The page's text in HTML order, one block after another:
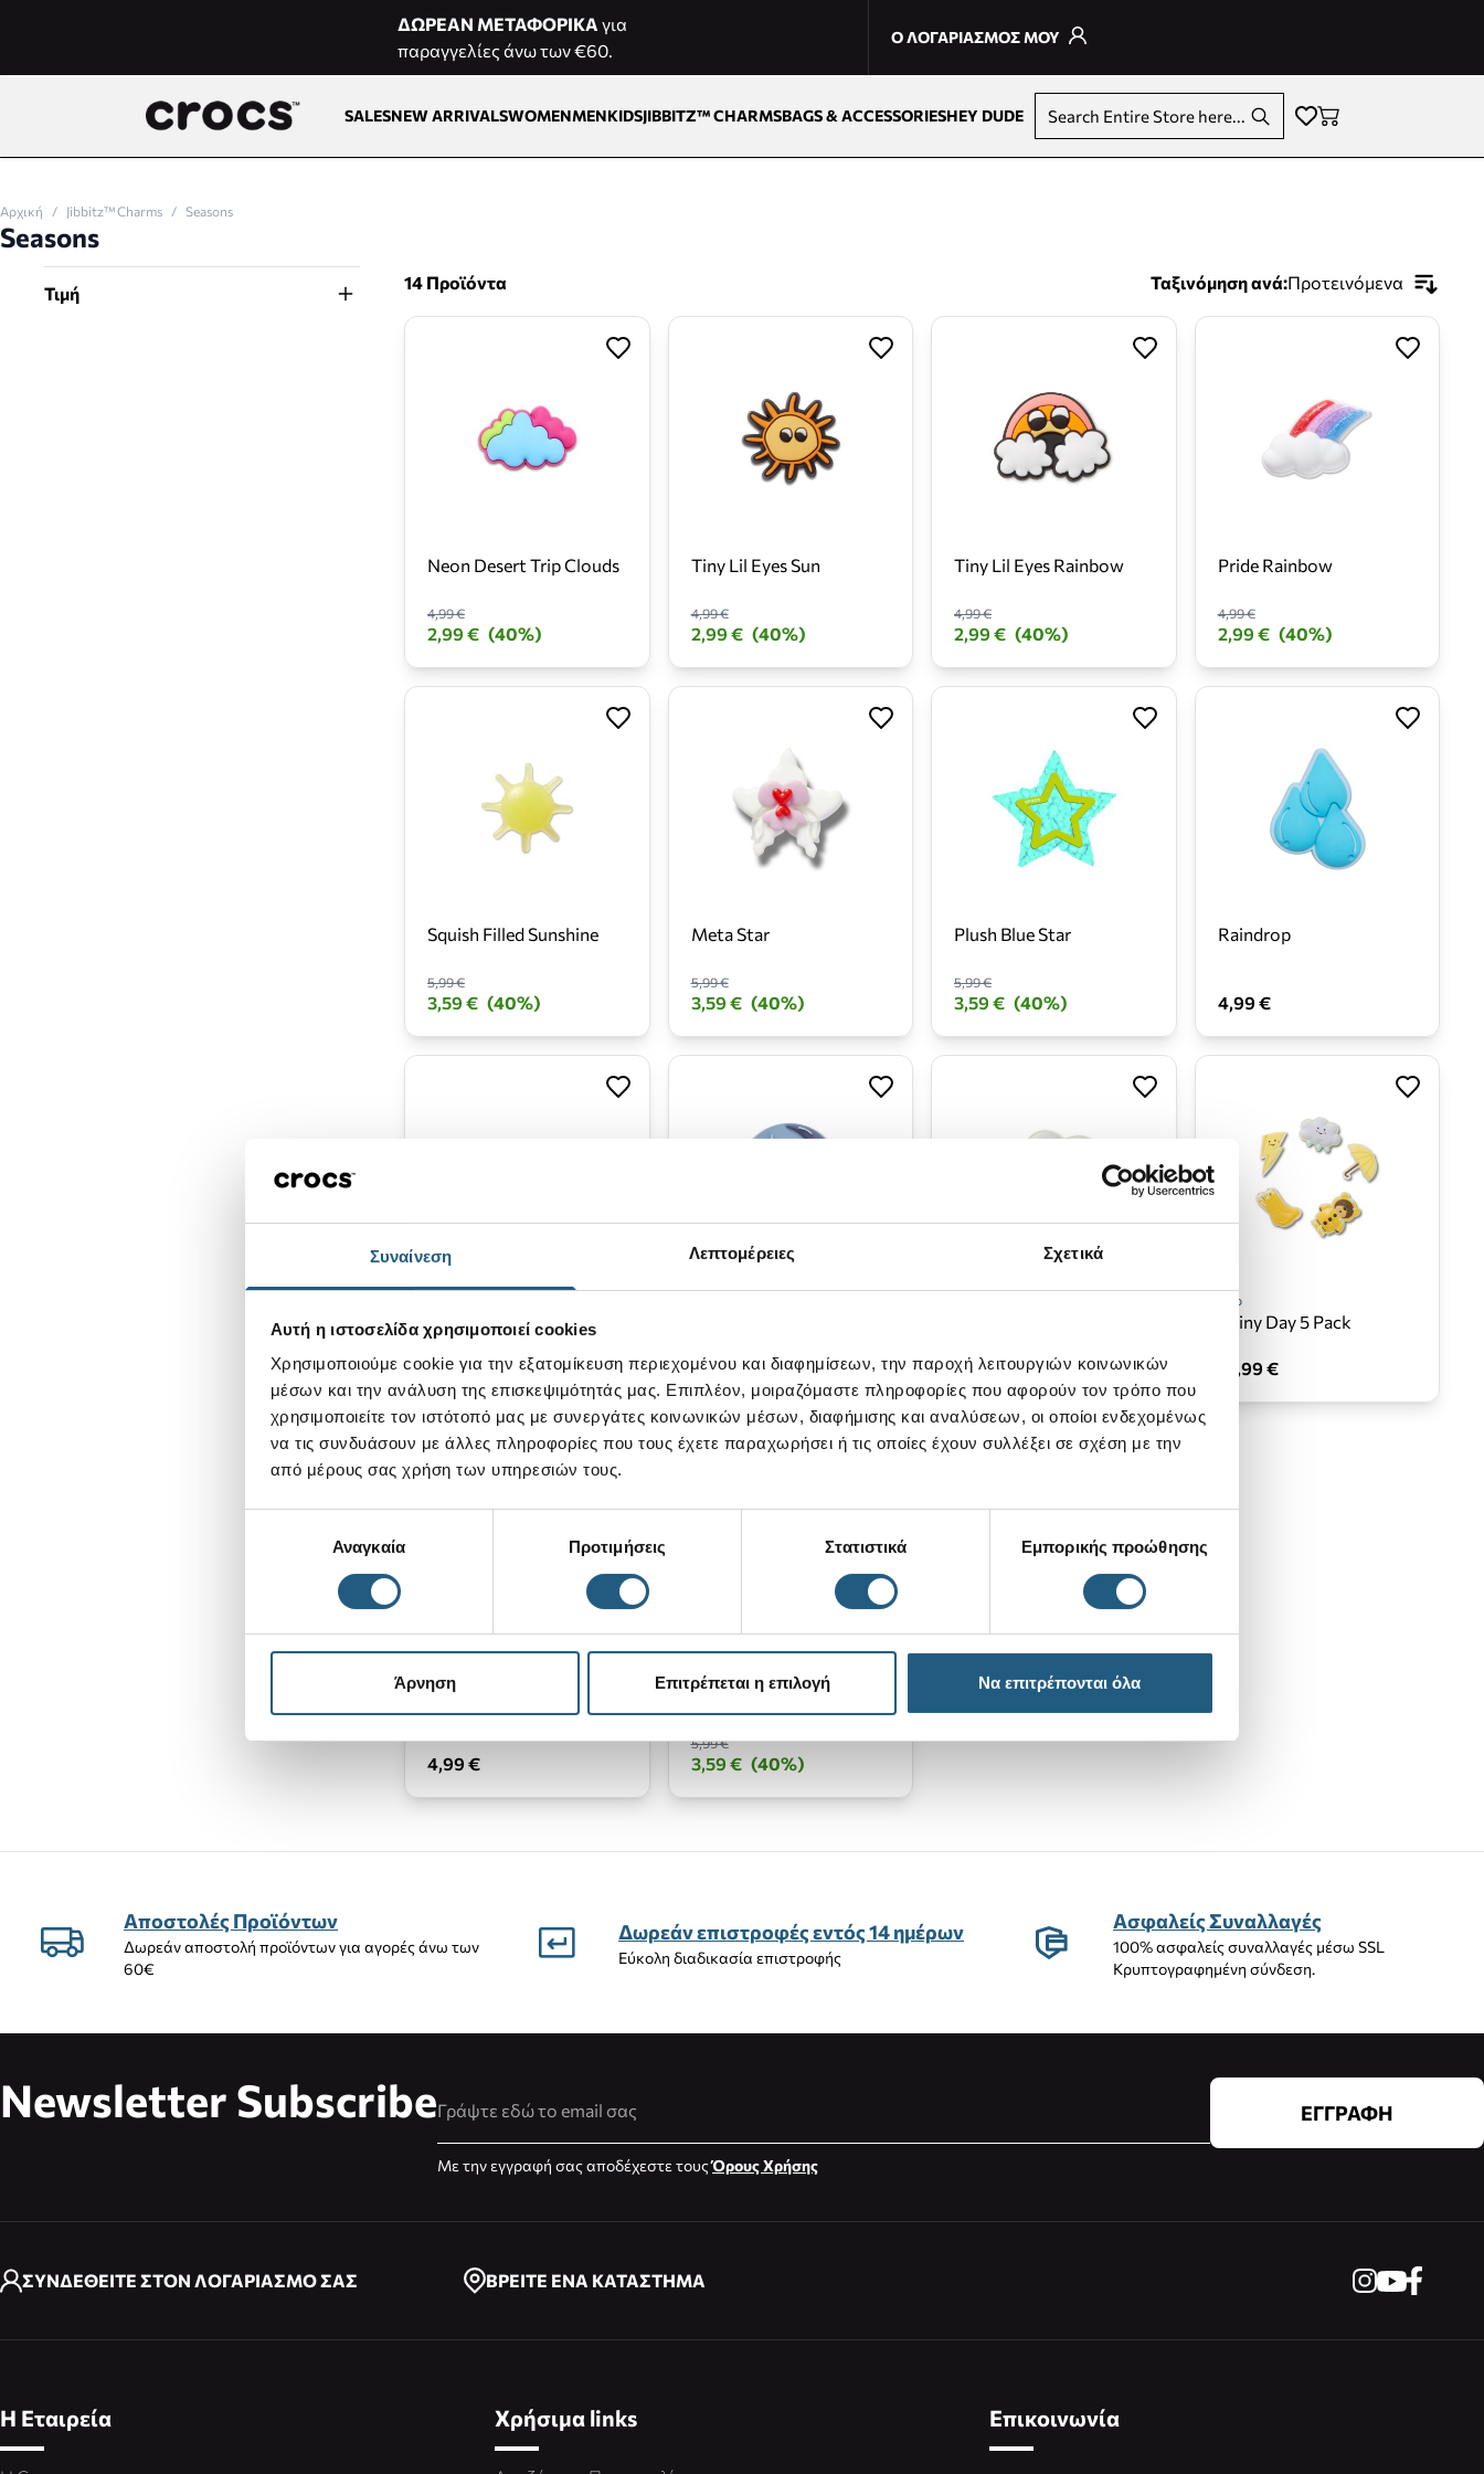
Συναίνεση Λεπτομέρειες Σχετικά
Αυτή η ιστοσελίδα χρησιμοποιεί cookies
Χρησιμοποιούμε cookie για την εξατομίκευση περιεχομένου και διαφημίσεων, την παροχή λειτουργιών κοινωνικών
μέσων και την ανάλυση της επισκεψιμότητάς μας. Επιπλέον, μοιραζόμαστε πληροφορίες που αφορούν τον τρόπο που
χρησιμοποιείτε τον ιστότοπό μας με συνεργάτες κοινωνικών μέσων, διαφήμισης και αναλύσεων, οι οποίοι ενδεχομένως
να τις συνδυάσουν με άλλες πληροφορίες που τους έχετε παραχωρήσει ή τις οποίες έχουν συλλέξει σε σχέση με την
από μέρους σας χρήση των υπηρεσιών τους.
συγκατάθεσηςΑναγκαία Προτιμήσεις Στατιστικά Εμπορικής προώθησης
Άρνηση Επιτρέπεται η επιλογή Να επιτρέπονται όλα
ΔΩΡΕΑΝ ΜΕΤΑΦΟΡΙΚΑ για
παραγγελίες άνω των €60.
Ο ΛΟΓΑΡΙΑΣΜΟΣ ΜΟΥ
SALESNEW ARRIVALSWOMENMENKIDSJIBBITZ™ CHARMSBAGS & ACCESSORIESHEY DUDE Search Entire Store here...
Αρχική / Jibbitz™ Charms / Seasons
Seasons
Τιμή
14 Προϊόντα Ταξινόμηση ανά:Προτεινόμενα
Neon Desert Trip Clouds
4,99 €
2,99 € (40%)
Tiny Lil Eyes Sun
4,99 €
2,99 € (40%)
Tiny Lil Eyes Rainbow
4,99 €
2,99 € (40%)
Pride Rainbow
4,99 €
2,99 € (40%)
Squish Filled Sunshine
5,99 €
3,59 € (40%)
Meta Star
5,99 €
3,59 € (40%)
Plush Blue Star
5,99 €
3,59 € (40%)
Raindrop
4,99 €
Colors of The Rainbow
4,99 € 4,99 € 4,99 €
Νέο
Rainy Day 5 Pack
18,99 €
4,99 €
Daisy
5,99 €
3,59 € (40%)
Αποστολές Προϊόντων
Δωρεάν αποστολή προϊόντων για αγορές άνω των
60€
Δωρεάν επιστροφές εντός 14 ημέρων
Εύκολη διαδικασία επιστροφής
Ασφαλείς Συναλλαγές
100% ασφαλείς συναλλαγές μέσω SSL
Κρυπτογραφημένη σύνδεση.
Newsletter Subscribe
Με την εγγραφή σας αποδέχεστε τουςΌρους Χρήσης
ΕΓΓΡΑΦΗ
ΣΥΝΔΕΘΕΙΤΕ ΣΤΟΝ ΛΟΓΑΡΙΑΣΜΟ ΣΑΣ ΒΡΕΙΤΕ ΕΝΑ ΚΑΤΑΣΤΗΜΑ
Η Εταιρεία Χρήσιμα links Επικοινωνία